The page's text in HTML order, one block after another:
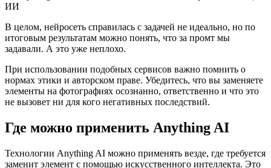
В целом, нейросеть справилась с задачей не идеально, но по
итоговым результатам можно понять, что за промт мы
задавали. А это уже неплохо.
При использовании подобных сервисов важно помнить о
нормах этики и авторском праве. Убедитесь, что вы заменяете
элементы на фотографиях осознанно, ответственно и что это
не вызовет ни для кого негативных последствий.
Где можно применить Anything AI
Технологии Anything AI можно применять везде, где требуется
заменит элемент с помощью искусственного интеллекта. Это